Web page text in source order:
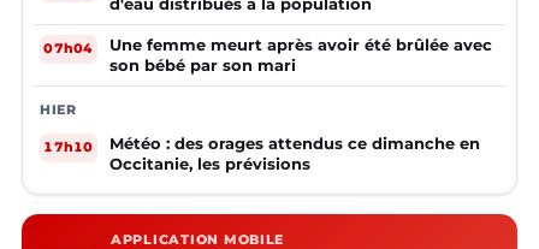
07h04
Une femme meurt après avoir été brûlée avec
son bébé par son mari
HIER
17h10
Météo : des orages attendus ce dimanche en
Occitanie, les prévisions
APPLICATION MOBILE